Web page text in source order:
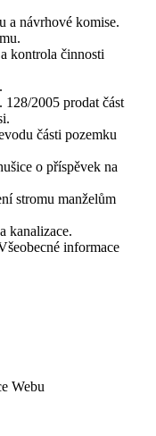
a návrhové komise.
kontrola činnosti
128/2005 prodat část
části pozemku
o příspěvek na
stromu manželům
kanalizace.
informace
Webu